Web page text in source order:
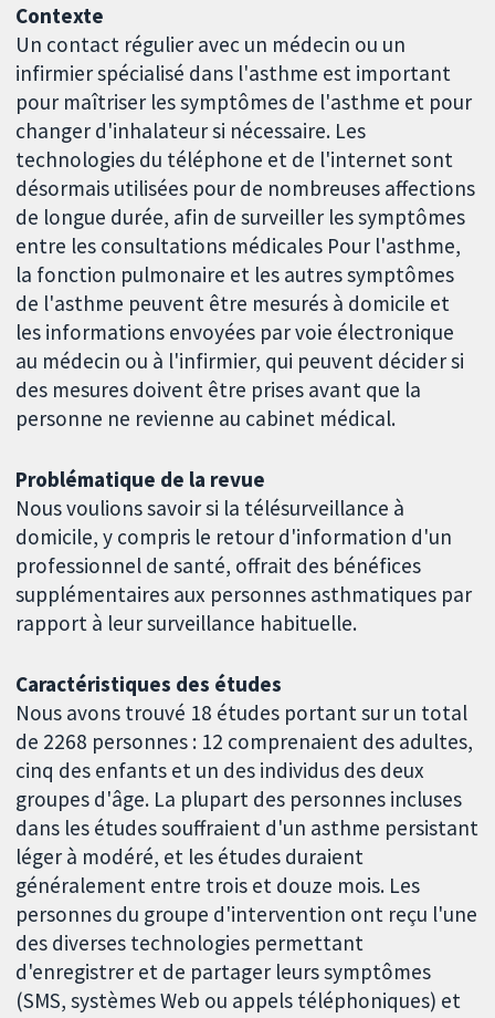
Contexte
Un contact régulier avec un médecin ou un
infirmier spécialisé dans l'asthme est important
pour maîtriser les symptômes de l'asthme et pour
changer d'inhalateur si nécessaire. Les
technologies du téléphone et de l'internet sont
désormais utilisées pour de nombreuses affections
de longue durée, afin de surveiller les symptômes
entre les consultations médicales Pour l'asthme,
la fonction pulmonaire et les autres symptômes
de l'asthme peuvent être mesurés à domicile et
les informations envoyées par voie électronique
au médecin ou à l'infirmier, qui peuvent décider si
des mesures doivent être prises avant que la
personne ne revienne au cabinet médical.
Problématique de la revue
Nous voulions savoir si la télésurveillance à
domicile, y compris le retour d'information d'un
professionnel de santé, offrait des bénéfices
supplémentaires aux personnes asthmatiques par
rapport à leur surveillance habituelle.
Caractéristiques des études
Nous avons trouvé 18 études portant sur un total
de 2268 personnes : 12 comprenaient des adultes,
cinq des enfants et un des individus des deux
groupes d'âge. La plupart des personnes incluses
dans les études souffraient d'un asthme persistant
léger à modéré, et les études duraient
généralement entre trois et douze mois. Les
personnes du groupe d'intervention ont reçu l'une
des diverses technologies permettant
d'enregistrer et de partager leurs symptômes
(SMS, systèmes Web ou appels téléphoniques) et